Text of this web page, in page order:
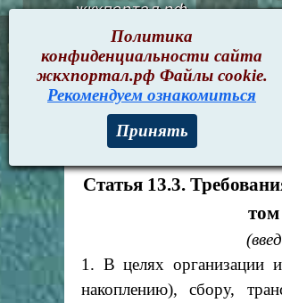
ЖКХпортал.рф
Документы
жкхпортал.рф
Текущие документы > ФЗ-89. Об
Статья 13.3.
1. В целях организации
накоплению), сбору,
Политика
конфиденциальности сайта
жкхпортал.рф Файлы cookie.
Рекомендуем ознакомиться
Принять